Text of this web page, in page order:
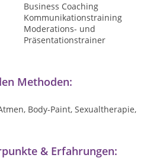
Business Coaching
Kommunikationstraining
Moderations- und
Präsentationstrainer
Methoden:
Body-Paint, Sexualtherapie,
& Erfahrungen: